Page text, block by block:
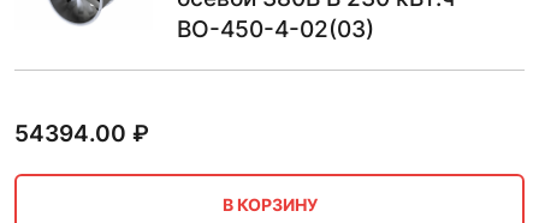
ВО-450-4-02(03)
54394.00 ₽
В КОРЗИНУ